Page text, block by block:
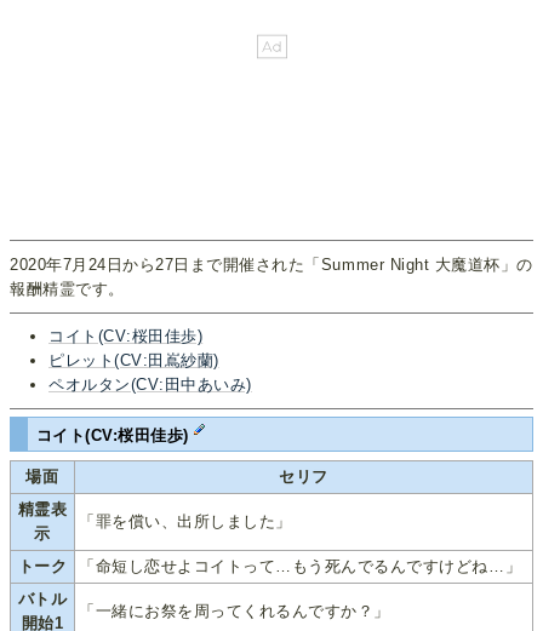
2020年7月24日から27日まで開催された「Summer Night 大魔道杯」の
報酬精霊です。
コイト(CV:桜田佳歩)
ピレット(CV:田嶌紗蘭)
ペオルタン(CV:田中あいみ)
コイト(CV:桜田佳歩)
場面
セリフ
精霊表
示
「罪を償い、出所しました」
トーク
「命短し恋せよコイトって…もう死んでるんですけどね…」
バトル
開始1
「一緒にお祭を周ってくれるんですか？」